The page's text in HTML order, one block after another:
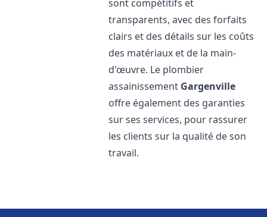
sont compétitifs et
transparents, avec des forfaits
clairs et des détails sur les coûts
des matériaux et de la main-
d'œuvre. Le plombier
assainissement Gargenville
offre également des garanties
sur ses services, pour rassurer
les clients sur la qualité de son
travail.